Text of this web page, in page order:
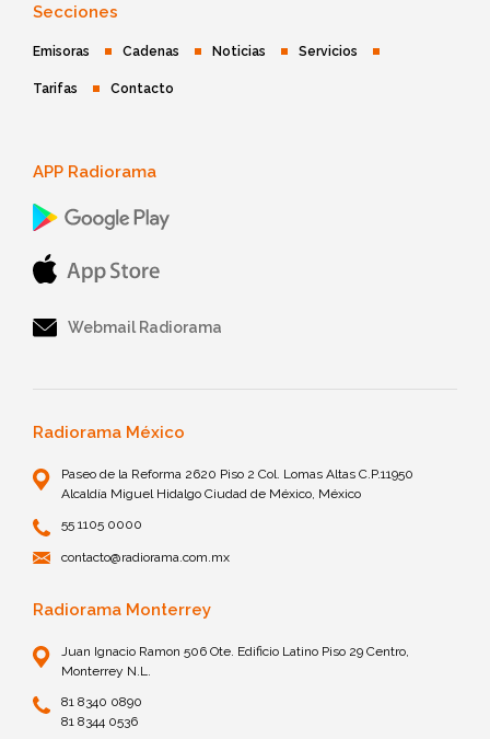
Secciones
Emisoras Cadenas Noticias Servicios
Tarifas Contacto
APP Radiorama
Webmail Radiorama
Radiorama México
Paseo de la Reforma 2620 Piso 2 Col. Lomas Altas C.P.11950
Alcaldía Miguel Hidalgo Ciudad de México, México
55 1105 0000
contacto@radiorama.com.mx
Radiorama Monterrey
Juan Ignacio Ramon 506 Ote. Edificio Latino Piso 29 Centro,
Monterrey N.L.
81 8340 0890
81 8344 0536